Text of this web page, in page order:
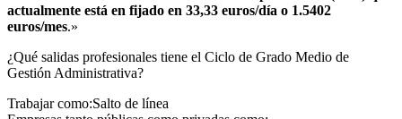
actualmente está en fijado en 33,33 euros/día o 1.5402
euros/mes.»
¿Qué salidas profesionales tiene el Ciclo de Grado Medio de
Gestión Administrativa?​
Trabajar como:Salto de línea